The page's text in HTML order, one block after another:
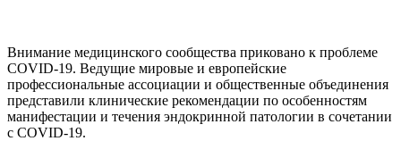
Внимание медицинского сообщества приковано к проблеме
COVID-19. Ведущие мировые и европейские
профессиональные ассоциации и общественные объединения
представили клинические рекомендации по особенностям
манифестации и течения эндокринной патологии в сочетании
с COVID-19.